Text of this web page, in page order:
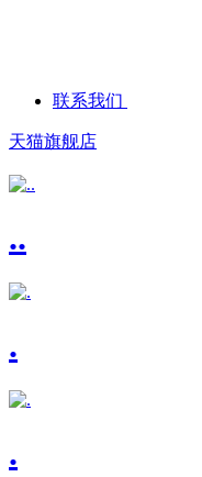
联系我们
天猫旗舰店
..
.
.